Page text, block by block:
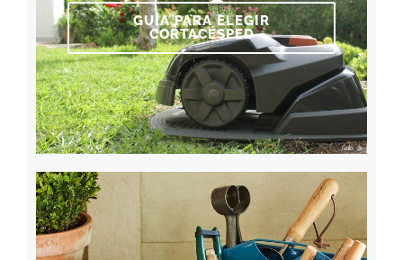
GUÍA PARA ELEGIR
CORTACÉSPED